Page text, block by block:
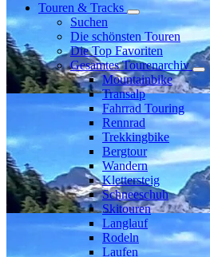
Touren & Tracks
Suchen
Die schönsten Touren
Die Top Favoriten
Gesamtes Tourenarchiv
Mountainbike
Transalp
Fahrrad Touring
Rennrad
Trekkingbike
Bergtour
Wandern
Klettersteig
Schneeschuh
Skitouren
Langlauf
Rodeln
Laufen